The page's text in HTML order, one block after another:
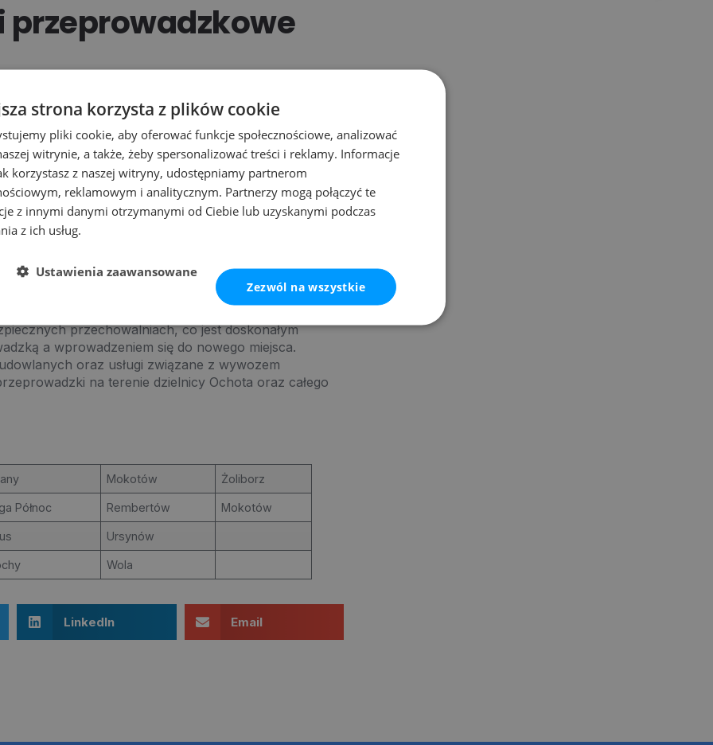
przeprowadzkowe
pełen zakres działań
niezbędnych do sprawnego
mieszkań, domów, biur oraz firm — zarówno
nie tylko transport mebli i rzeczy osobistych,
specjalistycznych materiałów ochronnych.
do różnych potrzeb transportowych. Nasze
dla przeprowadzek lub pojedynczych transportów.
, zapewniając odpowiednie zabezpieczenie nawet
Profesjonalny
nienaruszonym stanie.
przechowalniach, co jest doskonałym
a wprowadzeniem się do nowego miejsca.
oraz usługi związane z wywozem
na terenie dzielnicy Ochota oraz całego
Mokotów Żoliborz
Północ Rembertów Mokotów
Ursynów
Wola
LinkedIn Email
strona korzysta z plików cookie
pliki cookie, aby oferować funkcje społecznościowe, analizować
witrynie, a także, żeby spersonalizować treści i reklamy. Informacje
korzystasz z naszej witryny, udostępniamy partnerom
reklamowym i analitycznym. Partnerzy mogą połączyć te
z innymi danymi otrzymanymi od Ciebie lub uzyskanymi podczas
z ich usług.
Zezwól na wszystkie
Ustawienia zaawansowane